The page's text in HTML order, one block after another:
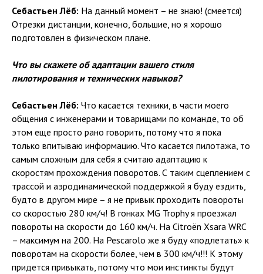
Себастьен Лёб: На данный момент – не знаю! (смеется)
Отрезки дистанции, конечно, большие, но я хорошо
подготовлен в физическом плане.
Что вы скажете об адаптации вашего стиля
пилотирования и технических навыков?
Себастьен Лёб: Что касается техники, в части моего
общения с инженерами и товарищами по команде, то об
этом еще просто рано говорить, потому что я пока
только впитываю информацию. Что касается пилотажа, то
самым сложным для себя я считаю адаптацию к
скоростям прохождения поворотов. С таким сцеплением с
трассой и аэродинамической поддержкой я буду ездить,
будто в другом мире – я не привык проходить повороты
со скоростью 280 км/ч! В гонках MG Trophy я проезжал
повороты на скорости до 160 км/ч. На Citroën Xsara WRC
– максимум на 200. На Pescarolo же я буду «подлетать» к
поворотам на скорости более, чем в 300 км/ч!!! К этому
придется привыкать, потому что мои инстинкты будут